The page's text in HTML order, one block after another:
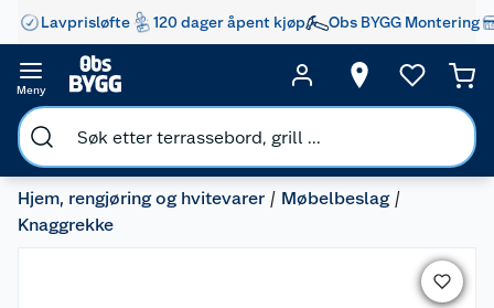
Lavprisløfte 120 dager åpent kjøp Obs BYGG Montering
Meny
Hjem, rengjøring og hvitevarer
Møbelbeslag
Knaggrekke